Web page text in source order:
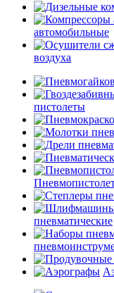
автомобильные
воздуха
пистолеты
пневматические